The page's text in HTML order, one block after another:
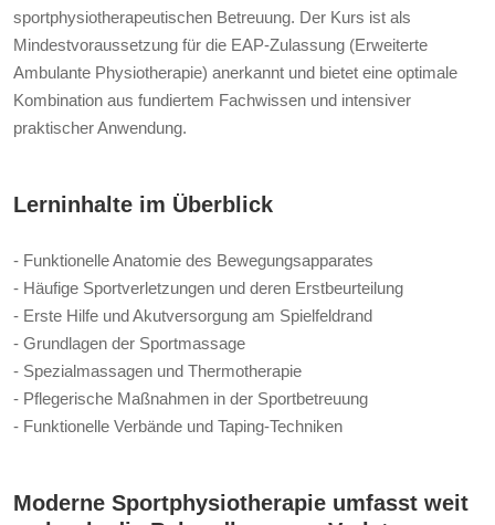
sportphysiotherapeutischen Betreuung. Der Kurs ist als
Mindestvoraussetzung für die EAP-Zulassung (Erweiterte
Ambulante Physiotherapie) anerkannt und bietet eine optimale
Kombination aus fundiertem Fachwissen und intensiver
praktischer Anwendung.
Lerninhalte im Überblick
- Funktionelle Anatomie des Bewegungsapparates
- Häufige Sportverletzungen und deren Erstbeurteilung
- Erste Hilfe und Akutversorgung am Spielfeldrand
- Grundlagen der Sportmassage
- Spezialmassagen und Thermotherapie
- Pflegerische Maßnahmen in der Sportbetreuung
- Funktionelle Verbände und Taping-Techniken
Moderne Sportphysiotherapie umfasst weit